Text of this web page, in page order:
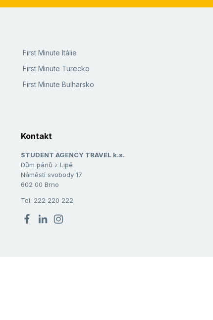
First Minute Itálie
First Minute Turecko
First Minute Bulharsko
Kontakt
STUDENT AGENCY TRAVEL k.s.
Dům pánů z Lipé
Náměstí svobody 17
602 00 Brno
Tel: 222 220 222